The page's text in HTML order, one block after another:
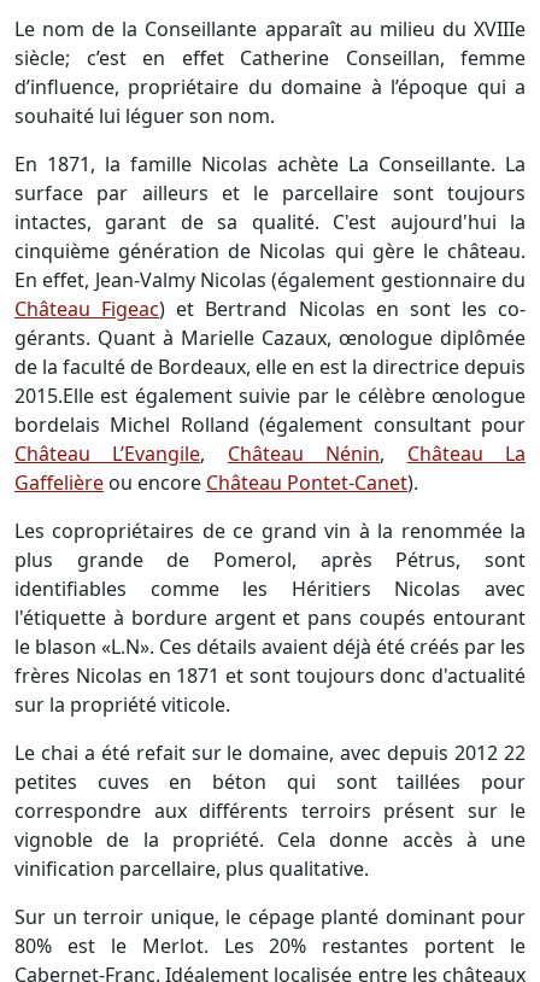
Le nom de la Conseillante apparaît au milieu du XVIIIe
siècle; c’est en effet Catherine Conseillan, femme
d’influence, propriétaire du domaine à l’époque qui a
souhaité lui léguer son nom.
En 1871, la famille Nicolas achète La Conseillante. La
surface par ailleurs et le parcellaire sont toujours
intactes, garant de sa qualité. C'est aujourd'hui la
cinquième génération de Nicolas qui gère le château.
En effet, Jean-Valmy Nicolas (également gestionnaire du
Château Figeac) et Bertrand Nicolas en sont les co-
gérants. Quant à Marielle Cazaux, œnologue diplômée
de la faculté de Bordeaux, elle en est la directrice depuis
2015.Elle est également suivie par le célèbre œnologue
bordelais Michel Rolland (également consultant pour
Château L’Evangile, Château Nénin, Château La
Gaffelière ou encore Château Pontet-Canet).
Les copropriétaires de ce grand vin à la renommée la
plus grande de Pomerol, après Pétrus, sont
identifiables comme les Héritiers Nicolas avec
l'étiquette à bordure argent et pans coupés entourant
le blason «L.N». Ces détails avaient déjà été créés par les
frères Nicolas en 1871 et sont toujours donc d'actualité
sur la propriété viticole.
Le chai a été refait sur le domaine, avec depuis 2012 22
petites cuves en béton qui sont taillées pour
correspondre aux différents terroirs présent sur le
vignoble de la propriété. Cela donne accès à une
vinification parcellaire, plus qualitative.
Sur un terroir unique, le cépage planté dominant pour
80% est le Merlot. Les 20% restantes portent le
Cabernet-Franc. Idéalement localisée entre les châteaux